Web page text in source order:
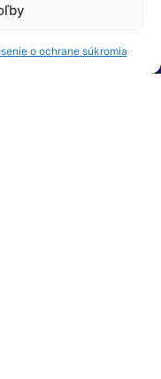
o ochrane súkromia